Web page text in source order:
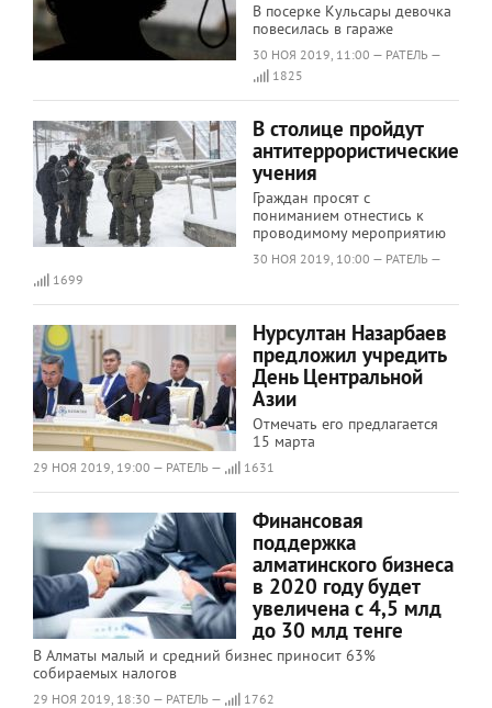
В посерке Кульсары девочка
повесилась в гараже
30 НОЯ 2019, 11:00 — РАТЕЛЬ —
1825
В столице пройдут
антитеррористические
учения
Граждан просят с
пониманием отнестись к
проводимому мероприятию
30 НОЯ 2019, 10:00 — РАТЕЛЬ —
1699
Нурсултан Назарбаев
предложил учредить
День Центральной
Азии
Отмечать его предлагается
15 марта
29 НОЯ 2019, 19:00 — РАТЕЛЬ — 1631
Финансовая
поддержка
алматинского бизнеса
в 2020 году будет
увеличена с 4,5 млд
до 30 млд тенге
В Алматы малый и средний бизнес приносит 63%
собираемых налогов
29 НОЯ 2019, 18:30 — РАТЕЛЬ — 1762